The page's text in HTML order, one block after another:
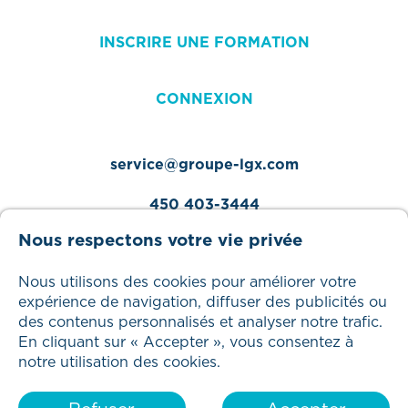
INSCRIRE UNE FORMATION
CONNEXION
service@groupe-lgx.com
450 403-3444
Tous droits réservés – 2025 Groupe LGX
Nous respectons votre vie privée
Nous utilisons des cookies pour améliorer votre
expérience de navigation, diffuser des publicités ou
des contenus personnalisés et analyser notre trafic.
En cliquant sur « Accepter », vous consentez à
notre utilisation des cookies.